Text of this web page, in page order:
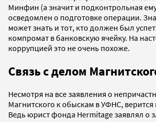
Минфин (а значит и подконтрольная
осведомлен о подготовке операции.
может знать и тот, кто должен был
компромат в банковскую ячейку. На
коррупцией это не очень похоже.
Связь с делом
Несмотря на все заявления о
Магнитского к обыскам в УФНС, верится
Ведь юрист фонда Hermitage заявлял о